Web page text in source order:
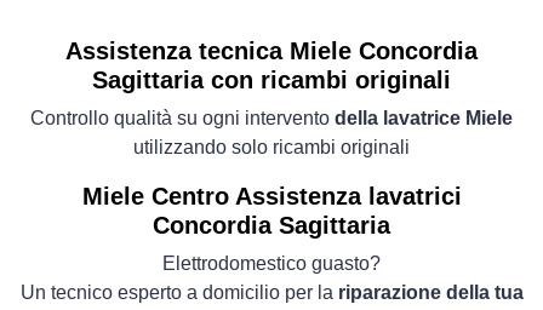
Assistenza tecnica Miele Concordia
Sagittaria con ricambi originali
Controllo qualità su ogni intervento della lavatrice Miele
utilizzando solo ricambi originali
Miele Centro Assistenza lavatrici
Concordia Sagittaria
Elettrodomestico guasto?
Un tecnico esperto a domicilio per la riparazione della tua